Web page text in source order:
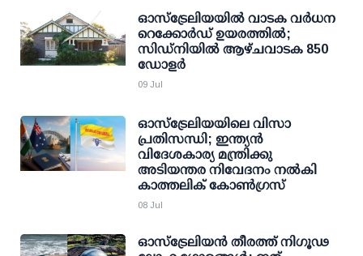
ഓസ്‌ട്രേലിയയിൽ വാടക വർധന
റെക്കോർഡ് ഉയരത്തിൽ;
സിഡ്‌നിയിൽ ആഴ്ചവാടക 850
ഡോളർ
09 Jul
ഓസ്‌ട്രേലിയയിലെ വിസാ
പ്രതിസന്ധി; ഇന്ത്യൻ
വിദേശകാര്യ മന്ത്രിക്കു
അടിയന്തര നിവേദനം നൽകി
കാത്തലിക് കോൺഗ്രസ്
08 Jul
ഓസ്ട്രേലിയൻ തീരത്ത് നിഗൂഢ